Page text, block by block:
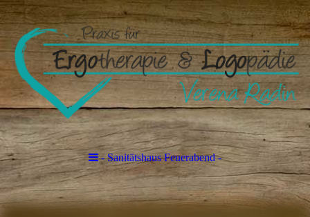
- Sanitätshaus Feuerabend -